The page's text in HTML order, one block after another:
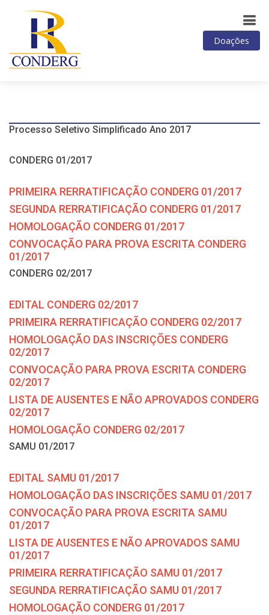
Doações
Processo Seletivo Simplificado Ano 2017
CONDERG 01/2017
PRIMEIRA RERRATIFICAÇÃO CONDERG 01/2017
SEGUNDA RERRATIFICAÇÃO CONDERG 01/2017
HOMOLOGAÇÃO CONDERG 01/2017
CONVOCAÇÃO PARA PROVA ESCRITA CONDERG
01/2017
CONDERG 02/2017
EDITAL CONDERG 02/2017
PRIMEIRA RERRATIFICAÇÃO CONDERG 02/2017
HOMOLOGAÇÃO DAS INSCRIÇÕES CONDERG
02/2017
CONVOCAÇÃO PARA PROVA ESCRITA CONDERG
02/2017
LISTA DE AUSENTES E NÃO APROVADOS CONDERG
02/2017
HOMOLOGAÇÃO CONDERG 02/2017
SAMU 01/2017
EDITAL SAMU 01/2017
HOMOLOGAÇÃO DAS INSCRIÇÕES SAMU 01/2017
CONVOCAÇÃO PARA PROVA ESCRITA SAMU
01/2017
LISTA DE AUSENTES E NÃO APROVADOS SAMU
01/2017
PRIMEIRA RERRATIFICAÇÃO SAMU 01/2017
SEGUNDA RERRATIFICAÇÃO SAMU 01/2017
HOMOLOGAÇÃO CONDERG 01/2017